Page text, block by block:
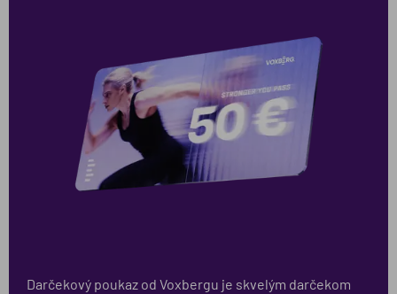
Darčekový poukaz od Voxbergu je skvelým darčekom